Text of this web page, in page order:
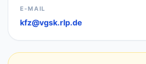
E-MAIL
kfz@vgsk.rlp.de